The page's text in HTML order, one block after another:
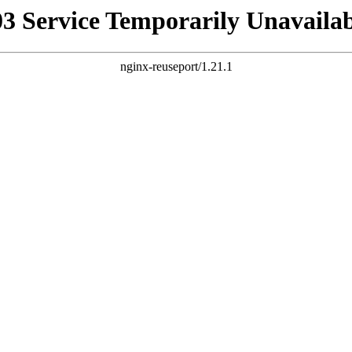
Service Temporarily
nginx-reuseport/1.21.1